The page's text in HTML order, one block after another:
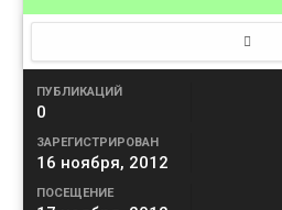
ПУБЛИКАЦИЙ
0
ЗАРЕГИСТРИРОВАН
16 ноября, 2012
ПОСЕЩЕНИЕ